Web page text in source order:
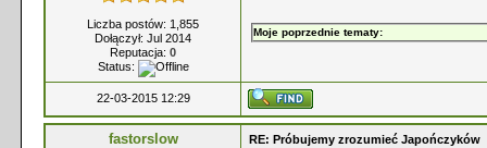
Liczba postów: 1,855
Dołączył: Jul 2014
Reputacja: 0
Status:
Moje poprzednie tematy:
22-03-2015 12:29
fastorslow RE: Próbujemy zrozumieć Japończyków